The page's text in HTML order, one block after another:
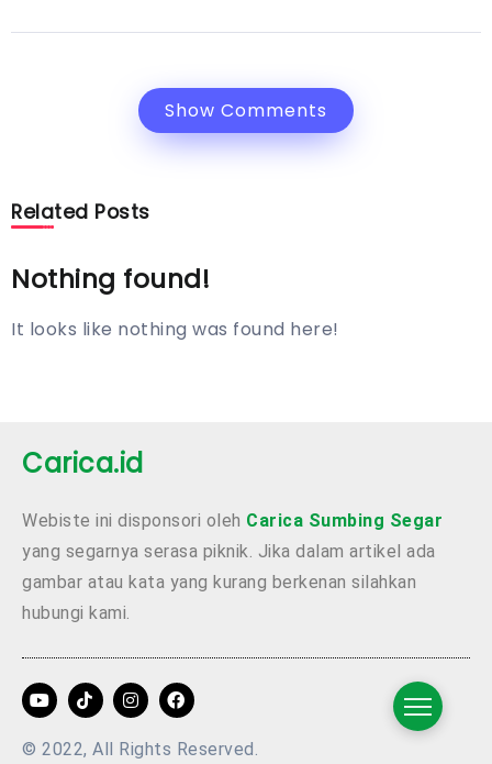
Show Comments
Related Posts
Nothing found!
It looks like nothing was found here!
Carica.id
Webiste ini disponsori oleh Carica Sumbing Segar
yang segarnya serasa piknik. Jika dalam artikel ada
gambar atau kata yang kurang berkenan silahkan
hubungi kami.
© 2022, All Rights Reserved.